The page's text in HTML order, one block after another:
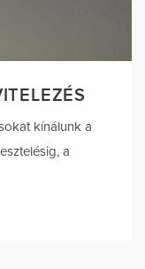
kínálunk a
a